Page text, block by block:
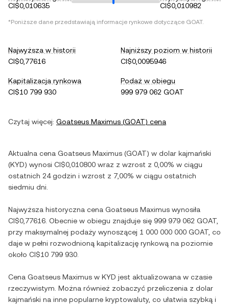
CI$0,010635
CI$0,010982
*Poniższe dane przedstawiają informacje rynkowe dotyczące GOAT.
Najwyższa w historii
CI$0,77616
Najniższy poziom w historii
CI$0,0095946
Kapitalizacja rynkowa
CI$10 799 930
Podaż w obiegu
999 979 062 GOAT
Czytaj więcej: Goatseus Maximus (GOAT) cena
Aktualna cena Goatseus Maximus (GOAT) w dolar kajmański
(KYD) wynosi CI$0,010800 wraz z wzrost z 0,00% w ciągu
ostatnich 24 godzin i wzrost z 7,00% w ciągu ostatnich
siedmiu dni.
Najwyższa historyczna cena Goatseus Maximus wynosiła
CI$0,77616 . Obecnie w obiegu znajduje się 999 979 062 GOAT
przy maksymalnej podaży wynoszącej 1 000 000 000 GOAT , co
daje w pełni rozwodnioną kapitalizację rynkową na poziomie
około CI$10 799 930
Cena Goatseus Maximus w KYD jest aktualizowana w czasie
rzeczywistym. Można również zobaczyć przeliczenia z dolar
kajmański na inne popularne kryptowaluty, co ułatwia szybką i